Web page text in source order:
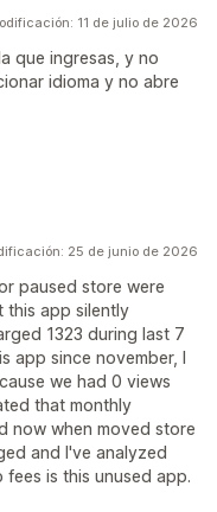
11 de julio de 2026
que ingresas, y no
idioma y no abre
25 de junio de 2026
paused store were
this app silently
1323 during last 7
app since november, I
we had 0 views
that monthly
now when moved store
and I've analyzed
is this unused app.